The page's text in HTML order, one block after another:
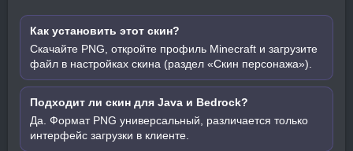
Как установить этот скин?
Скачайте PNG, откройте профиль Minecraft и загрузите
файл в настройках скина (раздел «Скин персонажа»).
Подходит ли скин для Java и Bedrock?
Да. Формат PNG универсальный, различается только
интерфейс загрузки в клиенте.